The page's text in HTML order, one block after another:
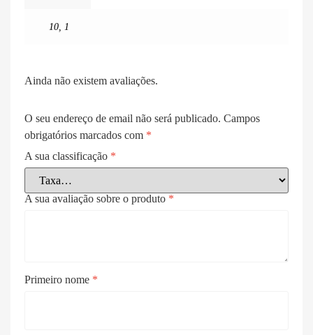
10, 1
Ainda não existem avaliações.
O seu endereço de email não será publicado. Campos
obrigatórios marcados com *
A sua classificação *
A sua avaliação sobre o produto *
Primeiro nome *